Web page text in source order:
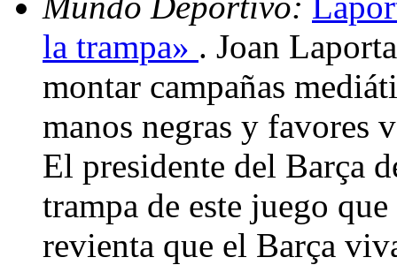
la trampa» . Joan
montar campañas
manos negras y favores
El presidente del Barça
trampa de este juego
revienta que el Barça